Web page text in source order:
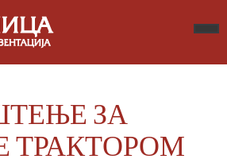
ЗА
ТРАКТОРОМ